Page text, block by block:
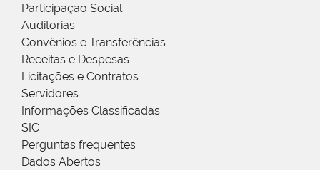
Participação Social
Auditorias
Convênios e Transferências
Receitas e Despesas
Licitações e Contratos
Servidores
Informações Classificadas
SIC
Perguntas frequentes
Dados Abertos